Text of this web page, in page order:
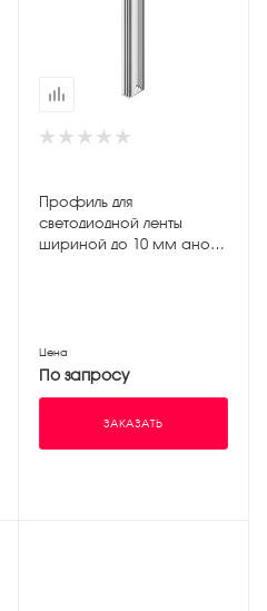
Профиль для
светодиодной ленты
шириной до 10 мм анод
Цена
По запросу
ЗАКАЗАТЬ